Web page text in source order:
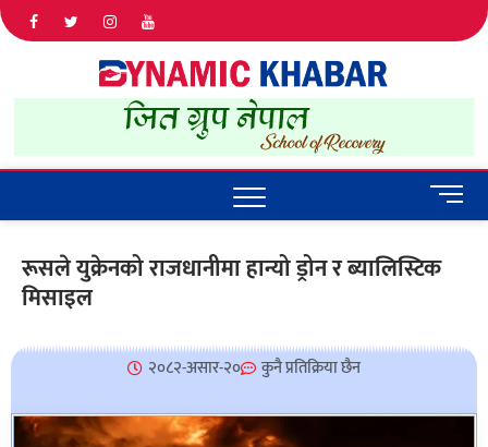
IN NEPAL
M
e
u
n
रूसले युक्रेनको राजधानीमा हान्यो ड्रोन र ब्यालिस्टिक
मिसाइल
२०८२-असार-२० कुनै प्रतिक्रिया छैन